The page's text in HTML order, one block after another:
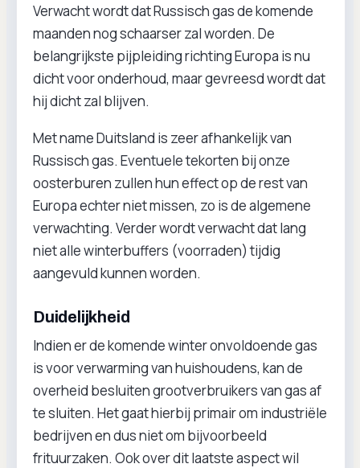
Verwacht wordt dat Russisch gas de komende
maanden nog schaarser zal worden. De
belangrijkste pijpleiding richting Europa is nu
dicht voor onderhoud, maar gevreesd wordt dat
hij dicht zal blijven.
Met name Duitsland is zeer afhankelijk van
Russisch gas. Eventuele tekorten bij onze
oosterburen zullen hun effect op de rest van
Europa echter niet missen, zo is de algemene
verwachting. Verder wordt verwacht dat lang
niet alle winterbuffers (voorraden) tijdig
aangevuld kunnen worden.
Duidelijkheid
Indien er de komende winter onvoldoende gas
is voor verwarming van huishoudens, kan de
overheid besluiten grootverbruikers van gas af
te sluiten. Het gaat hierbij primair om industriële
bedrijven en dus niet om bijvoorbeeld
frituurzaken. Ook over dit laatste aspect wil